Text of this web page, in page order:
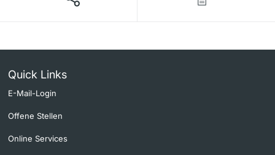
Quick Links
E-Mail-Login
Offene Stellen
Online Services